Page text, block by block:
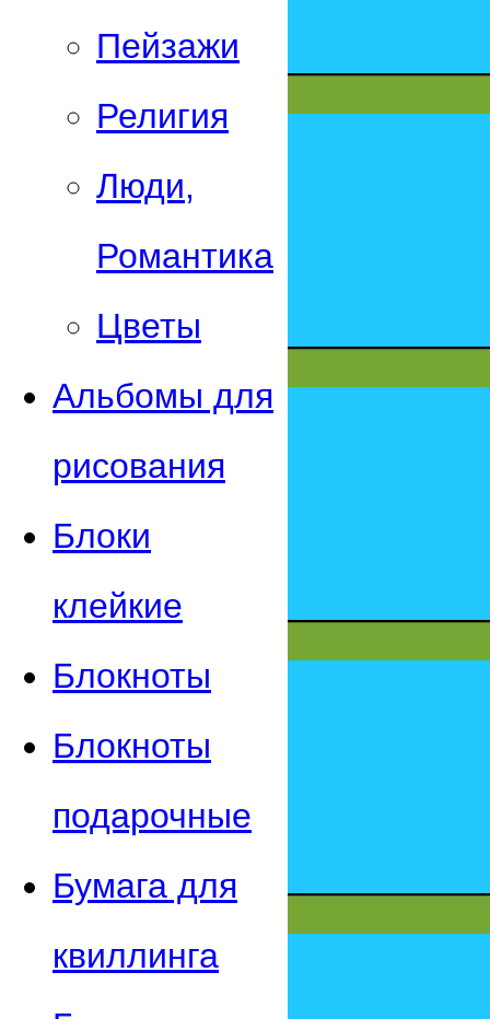
Пейзажи
Религия
Люди,
Романтика
Цветы
Альбомы для
рисования
Блоки
клейкие
Блокноты
Блокноты
подарочные
Бумага для
квиллинга